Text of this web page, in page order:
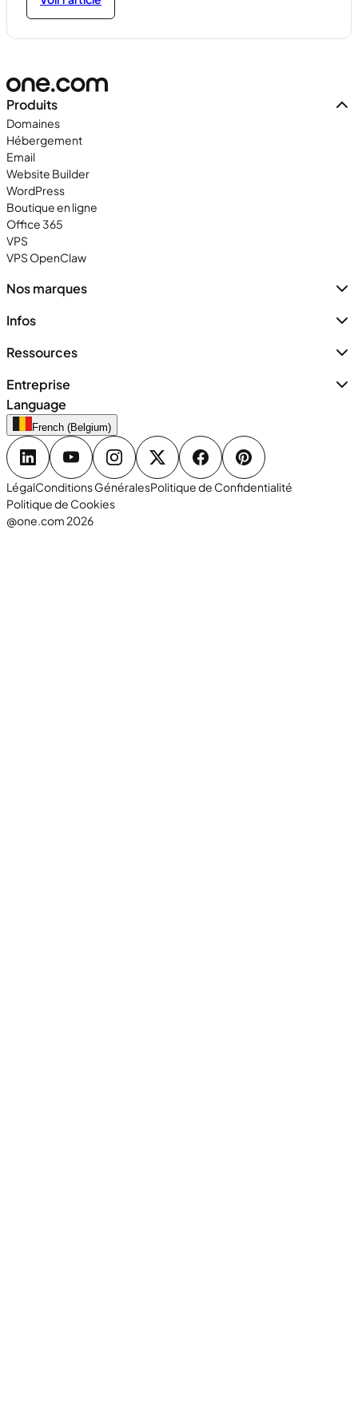
Produits
Domaines
Hébergement
Email
Website Builder
WordPress
Boutique en ligne
Office 365
VPS
VPS OpenClaw
Nos marques
Infos
Ressources
Entreprise
Language
French (Belgium)
LégalConditions GénéralesPolitique de Confidentialité
Politique de Cookies
@one.com 2026